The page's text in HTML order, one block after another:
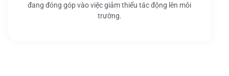
đang đóng góp vào việc giảm thiểu tác động lên môi
trường.